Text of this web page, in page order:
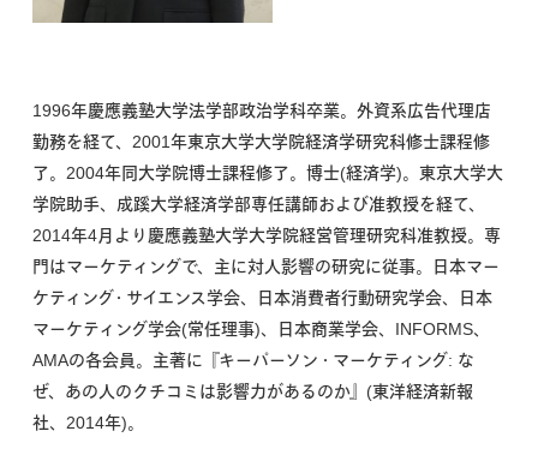
1996年慶應義塾大学法学部政治学科卒業。外資系広告代理店
勤務を経て、2001年東京大学大学院経済学研究科修士課程修
了。2004年同大学院博士課程修了。博士(経済学)。東京大学大
学院助手、成蹊大学経済学部専任講師および准教授を経て、
2014年4月より慶應義塾大学大学院経営管理研究科准教授。専
門はマーケティングで、主に対人影響の研究に従事。日本マー
ケティング・サイエンス学会、日本消費者行動研究学会、日本
マーケティング学会(常任理事)、日本商業学会、INFORMS、
AMAの各会員。主著に『キーパーソン・マーケティング: な
ぜ、あの人のクチコミは影響力があるのか』(東洋経済新報
社、2014年)。